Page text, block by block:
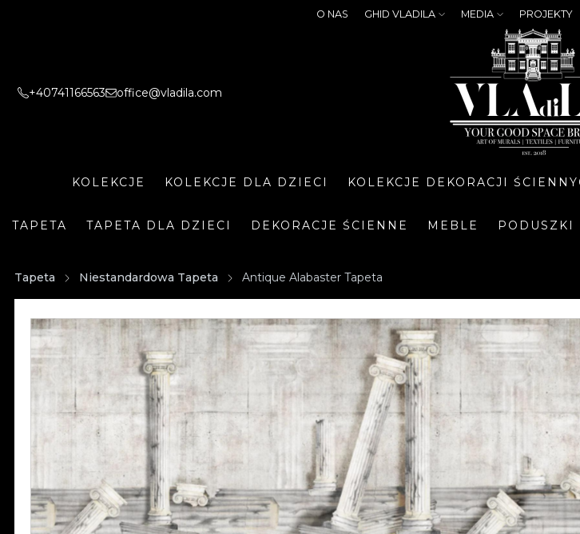
O NAS GHID VLADILA MEDIA PROJEKTY
+40741166563 office@vladila.com
KOLEKCJE KOLEKCJE DLA DZIECI KOLEKCJE DEKORACJI
TAPETA TAPETA DLA DZIECI DEKORACJE ŚCIENNE MEBLE PODUSZKI
Tapeta Niestandardowa Tapeta Antique Alabaster Tapeta